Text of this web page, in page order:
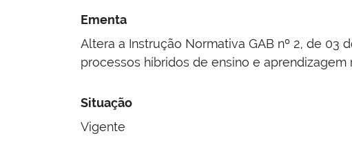
Ementa
Altera a Instrução Normativa GAB nº 2, de
processos híbridos de ensino e
Situação
Vigente